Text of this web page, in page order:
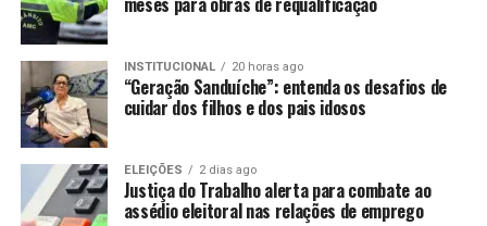
INSTITUCIONAL 20 horas ago
“Geração Sanduíche”: entenda os desafios de
cuidar dos filhos e dos pais idosos
ELEIÇÕES 2 dias ago
Justiça do Trabalho alerta para combate ao
assédio eleitoral nas relações de emprego